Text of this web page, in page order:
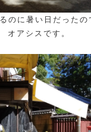
のに暑い日だったの
オアシスです。